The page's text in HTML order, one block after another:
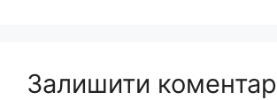
Залишити коментар